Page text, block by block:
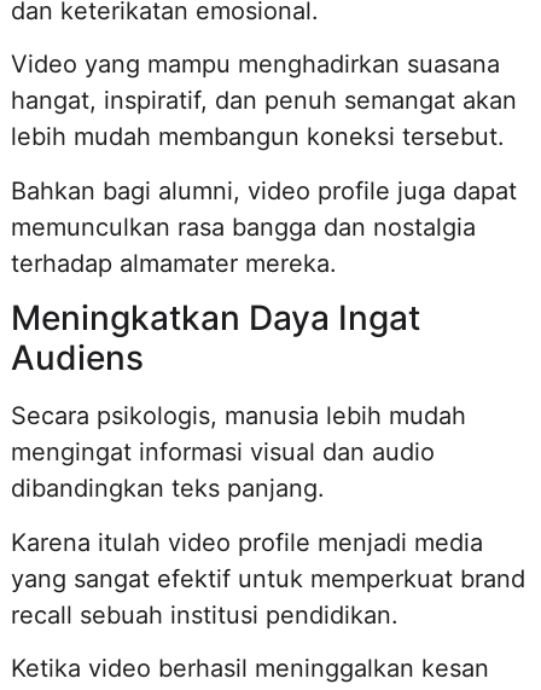
dan keterikatan emosional.
Video yang mampu menghadirkan suasana
hangat, inspiratif, dan penuh semangat akan
lebih mudah membangun koneksi tersebut.
Bahkan bagi alumni, video profile juga dapat
memunculkan rasa bangga dan nostalgia
terhadap almamater mereka.
Meningkatkan Daya Ingat
Audiens
Secara psikologis, manusia lebih mudah
mengingat informasi visual dan audio
dibandingkan teks panjang.
Karena itulah video profile menjadi media
yang sangat efektif untuk memperkuat brand
recall sebuah institusi pendidikan.
Ketika video berhasil meninggalkan kesan